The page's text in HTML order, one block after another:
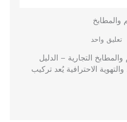
والمطابخ
تعليق واحد
التجارية – الدليل
الاحترافية يُعد تركيب